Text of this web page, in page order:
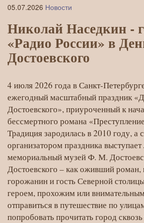
Николай
Наседкин
—
гость
«Радио
России»
в
День
Ф.М.
Достоевского
05.07.2026 Новости
Николай Наседкин -
«Радио России» в
Достоевского
4 июля 2026 года в Санкт-
ежегодный масштабный праздник
Достоевского», приуроченный к
бессмертного романа
Традиция зародилась в 2010 году, а
организатором праздника
мемориальный музей Ф. М.
Достоевского – как оживший
горожанин и гость Северной
героем, прохожим или
отправиться в путешествие по
попробовать прочитать город сквозь